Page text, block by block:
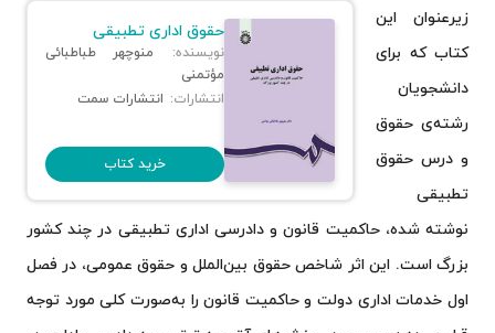
حقوق اداری تطبیقی
نویسنده:
منوچهر طباطبائی
مؤتمنی
انتشارات: انتشارات سمت
خرید کتاب
زیرعنوان این
کتاب که برای
دانشجویان
رشته‌ی حقوق
و درس حقوق
تطبیقی
نوشته شده، حاکمیت قانون و دادرسی اداری تطبیقی در چند کشور
بزرگ است. این اثر شاخص حقوق بین‌الملل و حقوق عمومی، در فصل
اول خدمات اداری دولت و حاکمیت قانون را به‌صورت کلی مورد توجه